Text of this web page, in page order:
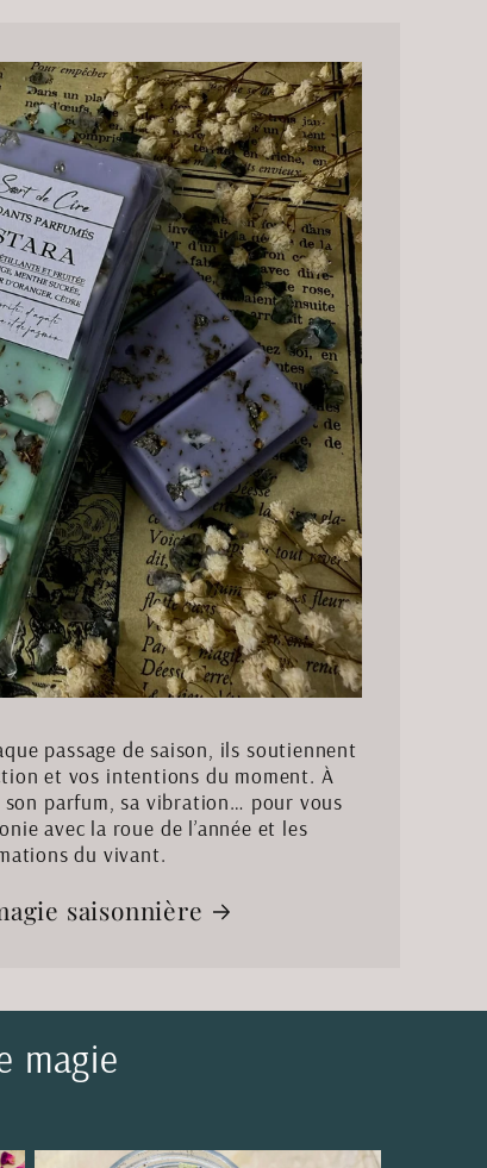
passage de saison, ils soutiennent
et vos intentions du moment. À
son parfum, sa vibration… pour vous
avec la roue de l’année et les
du vivant.
saisonnière
magie